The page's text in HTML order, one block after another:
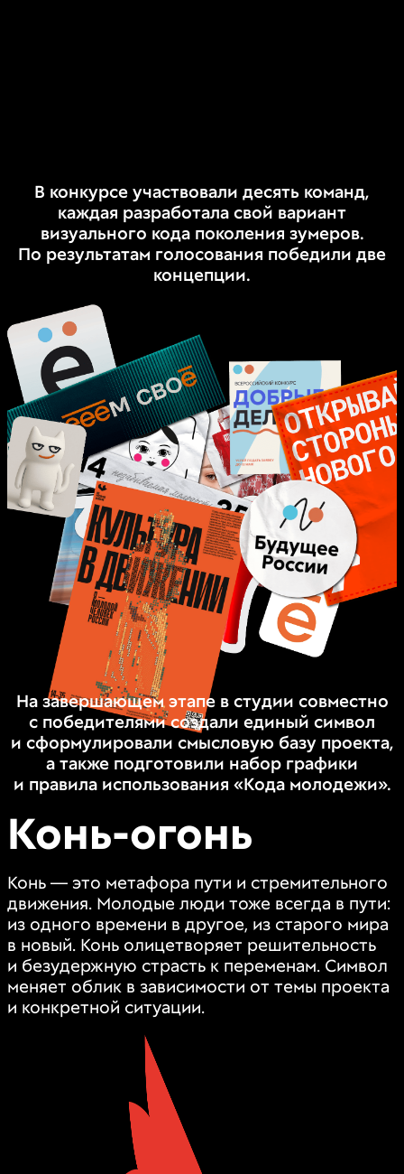
В конкурсе участвовали десять команд,
каждая разработала свой вариант
визуального кода поколения зумеров.
По результатам голосования победили две
концепции.
На завершающем этапе в студии совместно
с победителями создали единый символ
и сформулировали смысловую базу проекта,
а также подготовили набор графики
и правила использования «Кода молодежи».
Конь-огонь
Конь — это метафора пути и стремительного
движения. Молодые люди тоже всегда в пути:
из одного времени в другое, из старого мира
в новый. Конь олицетворяет решительность
и безудержную страсть к переменам. Символ
меняет облик в зависимости от темы проекта
и конкретной ситуации.